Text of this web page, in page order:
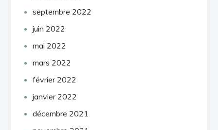
septembre 2022
juin 2022
mai 2022
mars 2022
février 2022
janvier 2022
décembre 2021